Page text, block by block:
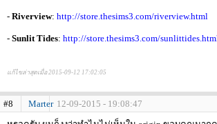
- Riverview: http://store.thesims3.com/riverview.html
- Sunlit Tides: http://store.thesims3.com/
แก้ไขล่าสุดเมื่อ 2015-09-12 17:02:05
#8 Marter 12-09-2015 - 19:08:47